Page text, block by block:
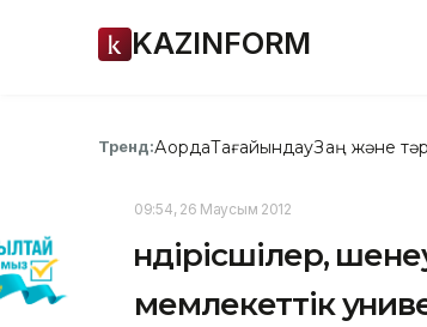
KAZINFORM
Тренд:АқордаТағайындауЗаң және
09:54, 26 Маусым 2012
Өндірісшілер,
мемлекеттік